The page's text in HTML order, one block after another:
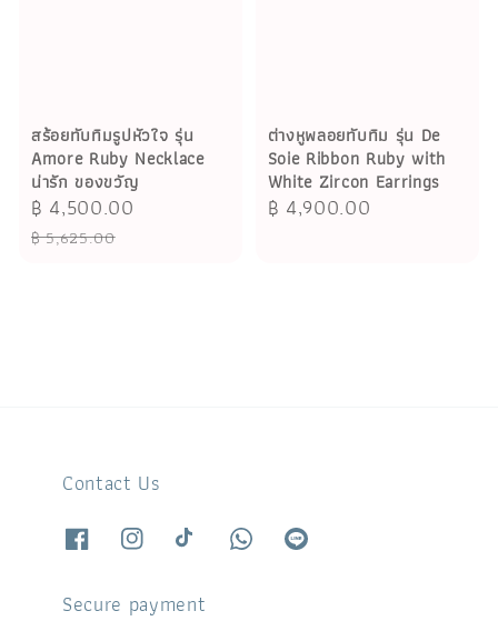
สร้อยทับทิมรูปหัวใจ รุ่น
Amore Ruby Necklace
น่ารัก ของขวัญ
Sale
price
฿ 4,500.00
฿ 5,625.00
ต่างหูพลอยทับทิม รุ่น De
Soie Ribbon Ruby with
White Zircon Earrings
Regular
฿ 4,900.00
Contact Us
Secure payment